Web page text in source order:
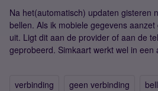
Na het(automatisch) updaten gisteren
bellen. Als ik mobiele gegevens
uit. Ligt dit aan de provider of aan de
geprobeerd. Simkaart werkt wel in een
verbinding geen verbinding